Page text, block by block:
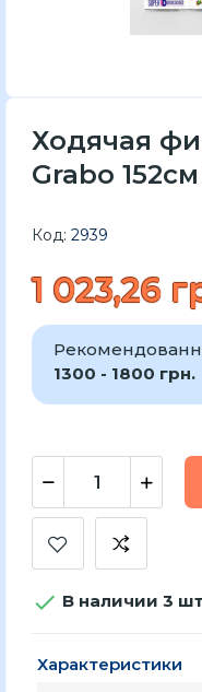
Ходячая
Grabo
Код: 2939
1 023,26
1300 - 1800 грн.
 В наличии 3
Характеристики